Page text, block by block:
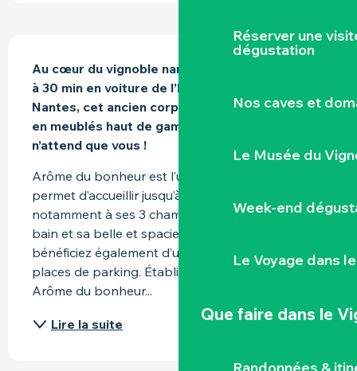
Réserver une
dégustation
Nos caves et
Le Musée du
Week-end
Le Voyage dans
Que faire dans le
Au cœur du vignoble nantais situé au Landreau,
à 30 min en voiture de l’hyper centre de
Nantes, cet ancien corps de ferme transformé
en meublés haut de gamme refait avec goût
n’attend que vous !
Arôme du bonheur est l’une de ces maisons. Elle
permet d’accueillir jusqu’à 6 personnes grâce
notamment à ses 3 chambres, ses 2 salles de
bain et sa belle et spacieuse pièce de vie. Vous
bénéficiez également d’un jardin commun et deux
places de parking. Établi en rez-de-chaussée,
Arôme du bonheur...
Lire la suite